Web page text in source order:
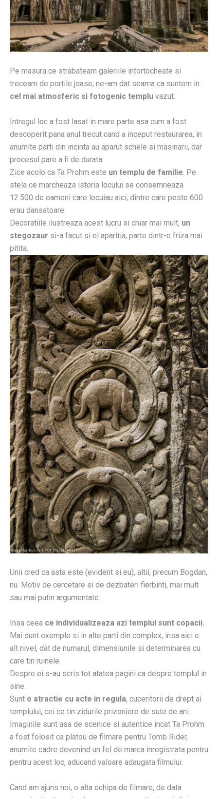
Pe masura ce strabateam galeriile intortocheate si
treceam de portile joase, ne-am dat seama ca suntem in
cel mai atmosferic si fotogenic templu vazut.
Intregul loc a fost lasat in mare parte asa cum a fost
descoperit pana anul trecut cand a inceput restaurarea, in
anumite parti din incinta au aparut schele si masinarii, dar
procesul pare a fi de durata.
Zice acolo ca Ta Prohm este un templu de familie. Pe
stela ce marcheaza istoria locului se consemneaza
12.500 de oameni care locuiau aici, dintre care peste 600
erau dansatoare.
Decoratiile ilustreaza acest lucru si chiar mai mult, un
stegozaur si-a facut si el aparitia, parte dintr-o friza mai
pitita.
Unii cred ca asta este (evident si eu), altii, precum Bogdan,
nu. Motiv de cercetare si de dezbateri fierbinti, mai mult
sau mai putin argumentate.
Insa ceea ce individualizeaza azi templul sunt copacii.
Mai sunt exemple si in alte parti din complex, insa aici e
alt nivel, dat de numarul, dimensiunile si determinarea cu
care tin ruinele.
Despre ei s-au scris tot atatea pagini ca despre templul in
sine.
Sunt o atractie cu acte in regula, cuceritorii de drept ai
templului, cei ce tin zidurile prizoniere de sute de ani.
Imaginile sunt asa de scenice si autentice incat Ta Prohm
a fost folosit ca platou de filmare pentru Tomb Rider,
anumite cadre devenind un fel de marca inregistrata pentru
pentru acest loc, aducand valoare adaugata filmului.
Cand am ajuns noi, o alta echipa de filmare, de data